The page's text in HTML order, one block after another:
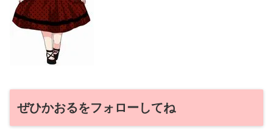
ぜひかおるをフォローしてね